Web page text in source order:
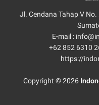
Jl. Cendana Tahap V
E-mail :
+62 852 6310
https://
Copyright © 2026